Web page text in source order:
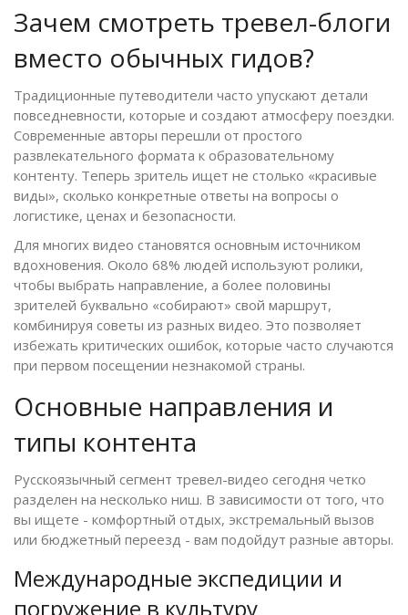
Зачем смотреть тревел-блоги
вместо обычных гидов?
Традиционные путеводители часто упускают детали
повседневности, которые и создают атмосферу поездки.
Современные авторы перешли от простого
развлекательного формата к образовательному
контенту. Теперь зритель ищет не столько «красивые
виды», сколько конкретные ответы на вопросы о
логистике, ценах и безопасности.
Для многих видео становятся основным источником
вдохновения. Около 68% людей используют ролики,
чтобы выбрать направление, а более половины
зрителей буквально «собирают» свой маршрут,
комбинируя советы из разных видео. Это позволяет
избежать критических ошибок, которые часто случаются
при первом посещении незнакомой страны.
Основные направления и
типы контента
Русскоязычный сегмент тревел-видео сегодня четко
разделен на несколько ниш. В зависимости от того, что
вы ищете - комфортный отдых, экстремальный вызов
или бюджетный переезд - вам подойдут разные авторы.
Международные экспедиции и
погружение в культуру